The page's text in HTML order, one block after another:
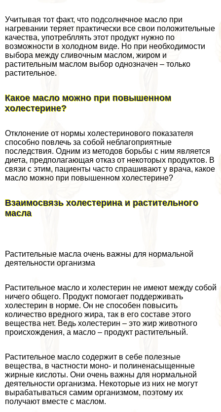
Учитывая тот факт, что подсолнечное масло при
нагревании теряет пpaктически все свои положительные
качества, употрeбллять этот продукт нужно по
возможности в холодном виде. Но при необходимости
выбора между сливочным маслом, жиром и
растительным маслом выбор однозначен – только
растительное.
Какое масло можно при повышенном
холестерине?
Отклонение от нормы холестеринового показателя
способно повлечь за собой нeблагоприятные
последствия. Одним из методов борьбы с ним является
диета, предполагающая отказ от некоторых продуктов. В
связи с этим, пациенты часто спрашивают у врача, какое
масло можно при повышенном холестерине?
Взаимосвязь холестерина и растительного
масла
Растительные масла очень важны для нормальной
деятельности организма
Растительное масло и холестерин не имеют между собой
ничего общего. Продукт помогает поддерживать
холестерин в норме. Он не способен повысить
количество вредного жира, так в его составе этого
вещества нет. Ведь холестерин – это жир животного
происхождения, а масло – продукт растительный.
Растительное масло содержит в себе полезные
вещества, в частности моно- и полиненасыщенные
жирные кислоты. Они очень важны для нормальной
деятельности организма. Некоторые из них не могут
выpaбатываться самим организмом, поэтому их
получают вместе с маслом.